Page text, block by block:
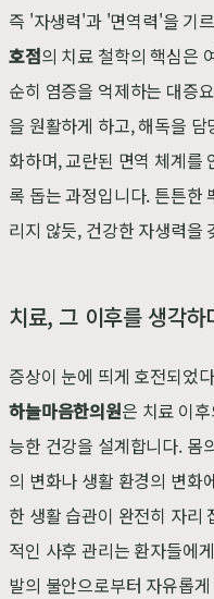
즉 '자생력'과 '면역력'을 기
호점의 치료 철학의 핵심은
순히 염증을 억제하는 대증
을 원활하게 하고, 해독을
화하며, 교란된 면역 체계를
록 돕는 과정입니다. 튼튼한
리지 않듯, 건강한 자생력을
치료, 그 이후를 생각하
증상이 눈에 띄게 호전되었
하늘마음한의원은 치료 이
능한 건강을 설계합니다. 몸
의 변화나 생활 환경의 변화
한 생활 습관이 완전히 자리
적인 사후 관리는 환자들에
발의 불안으로부터 자유롭